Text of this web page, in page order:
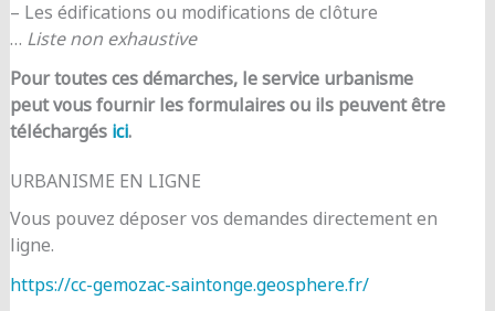
– Les édifications ou modifications de clôture
… Liste non exhaustive
Pour toutes ces démarches, le service urbanisme
peut vous fournir les formulaires ou ils peuvent être
téléchargés ici.
URBANISME EN LIGNE
Vous pouvez déposer vos demandes directement en
ligne.
https://cc-gemozac-saintonge.geosphere.fr/